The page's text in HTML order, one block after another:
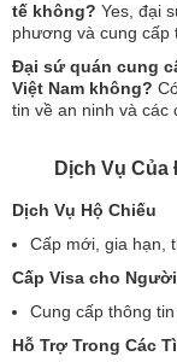
tế không? Yes, đại
phương và cung cấp
Đại sứ quán cung
Việt Nam không?
tin về an ninh và các
Dịch Vụ Của
Dịch Vụ Hộ Chiếu
Cấp mới, gia hạn,
Cấp Visa cho
Cung cấp thông
Hỗ Trợ Trong Các